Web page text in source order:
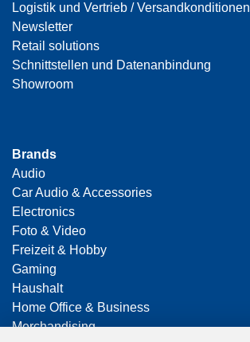
Logistik und Vertrieb / Versandkonditionen
Newsletter
Retail solutions
Schnittstellen und Datenanbindung
Showroom
Brands
Audio
Car Audio & Accessories
Electronics
Foto & Video
Freizeit & Hobby
Gaming
Haushalt
Home Office & Business
Merchandising